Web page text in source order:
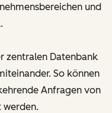
und
zentralen Datenbank
So können
Anfragen von
werden.